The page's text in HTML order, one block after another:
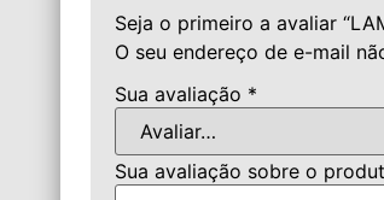
Seja o primeiro a avaliar
O seu endereço de e-mail
Sua avaliação *
Sua avaliação sobre o